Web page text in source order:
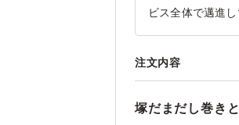
ビス全体で邁進
注文内容
塚だまだし巻き